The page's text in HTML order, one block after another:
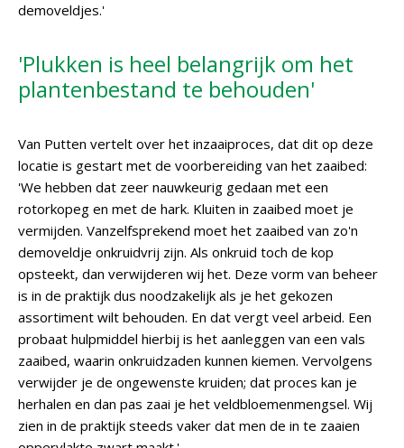
demoveldjes.'
'Plukken is heel belangrijk om het
plantenbestand te behouden'
Van Putten vertelt over het inzaaiproces, dat dit op deze
locatie is gestart met de voorbereiding van het zaaibed:
'We hebben dat zeer nauwkeurig gedaan met een
rotorkopeg en met de hark. Kluiten in zaaibed moet je
vermijden. Vanzelfsprekend moet het zaaibed van zo'n
demoveldje onkruidvrij zijn. Als onkruid toch de kop
opsteekt, dan verwijderen wij het. Deze vorm van beheer
is in de praktijk dus noodzakelijk als je het gekozen
assortiment wilt behouden. En dat vergt veel arbeid. Een
probaat hulpmiddel hierbij is het aanleggen van een vals
zaaibed, waarin onkruidzaden kunnen kiemen. Vervolgens
verwijder je de ongewenste kruiden; dat proces kan je
herhalen en dan pas zaai je het veldbloemenmengsel. Wij
zien in de praktijk steeds vaker dat men de in te zaaien